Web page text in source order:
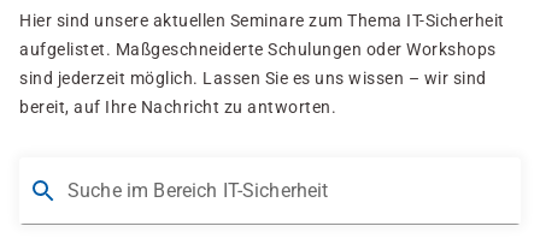
Hier sind unsere aktuellen Seminare zum Thema IT-Sicherheit
aufgelistet. Maßgeschneiderte Schulungen oder Workshops
sind jederzeit möglich. Lassen Sie es uns wissen – wir sind
bereit, auf Ihre Nachricht zu antworten.
Suche im Bereich IT-Sicherheit